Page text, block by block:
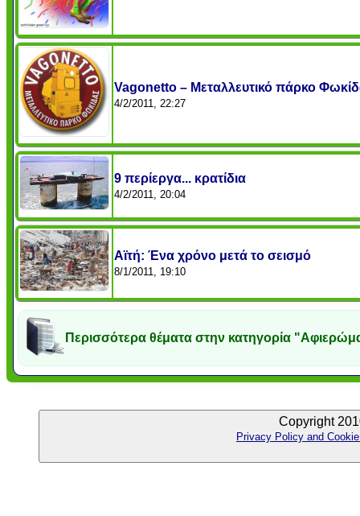
Vagonetto – Μεταλλευτικό πάρκο
4/2/2011, 22:27
9 περίεργα... κρατίδια
4/2/2011, 20:04
Αϊτή: Ένα χρόνο μετά το σεισμό
8/1/2011, 19:10
Περισσότερα θέματα στην κατηγορία
Copyright
Privacy Policy and